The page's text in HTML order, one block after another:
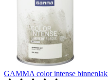
GAMMA color intense